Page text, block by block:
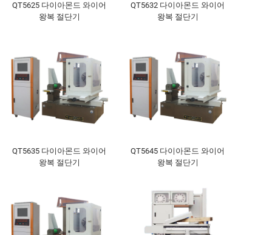
QT5625 다이아몬드 와이어
왕복 절단기
QT5632 다이아몬드 와이어
왕복 절단기
QT5635 다이아몬드 와이어
왕복 절단기
QT5645 다이아몬드 와이어
왕복 절단기